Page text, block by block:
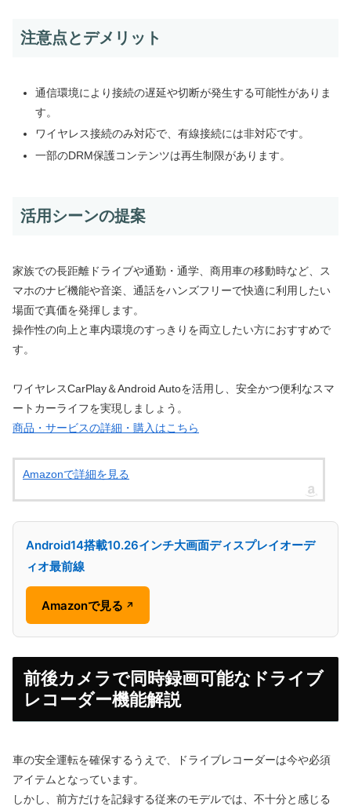
注意点とデメリット
通信環境により接続の遅延や切断が発生する可能性がありま
す。
ワイヤレス接続のみ対応で、有線接続には非対応です。
一部のDRM保護コンテンツは再生制限があります。
活用シーンの提案
家族での長距離ドライブや通勤・通学、商用車の移動時など、ス
マホのナビ機能や音楽、通話をハンズフリーで快適に利用したい
場面で真価を発揮します。
操作性の向上と車内環境のすっきりを両立したい方におすすめで
す。
ワイヤレスCarPlay＆Android Autoを活用し、安全かつ便利なスマ
ートカーライフを実現しましょう。
商品・サービスの詳細・購入はこちら
Amazonで詳細を見る
Android14搭載10.26インチ大画面ディスプレイオーデ
ィオ最前線
Amazonで見る ↗
前後カメラで同時録画可能なドライブ
レコーダー機能解説
車の安全運転を確保するうえで、ドライブレコーダーは今や必須
アイテムとなっています。
しかし、前方だけを記録する従来のモデルでは、不十分と感じる